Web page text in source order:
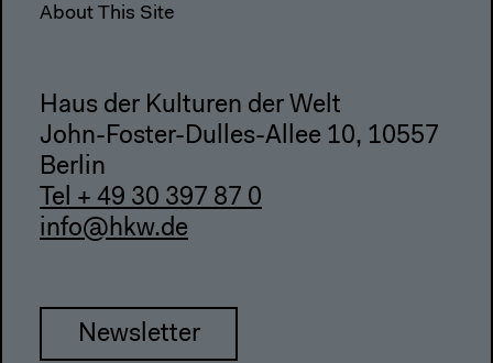
About This Site
Haus der Kulturen der Welt
John-Foster-Dulles-Allee 10, 10557
Berlin
Tel + 49 30 397 87 0
info@hkw.de
Newsletter